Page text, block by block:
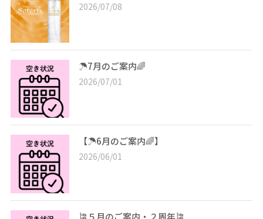
2026/07/08
☂️7月のご案内🌈
2026/07/01
【☂️6月のご案内🌈】
2026/06/01
🎏５月のご案内・２周年🎏